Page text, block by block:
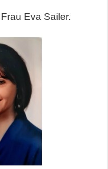
Eva Sailer.